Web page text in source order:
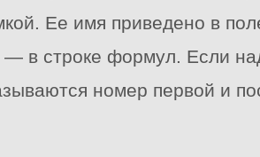
Ее имя приведено в
в строке формул. Если
номер первой и